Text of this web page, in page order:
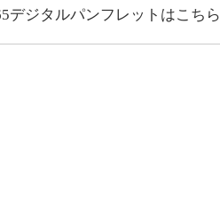
デジタルパンフレットはこちら